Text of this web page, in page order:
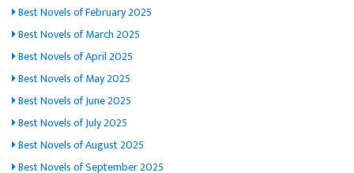
Best Novels of February 2025
Best Novels of March 2025
Best Novels of April 2025
Best Novels of May 2025
Best Novels of June 2025
Best Novels of July 2025
Best Novels of August 2025
Best Novels of September 2025